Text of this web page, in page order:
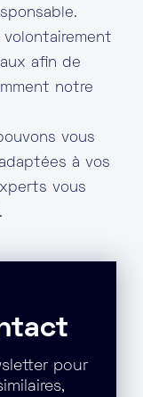
volontairement
afin de
notre
vous
à vos
vous
pour